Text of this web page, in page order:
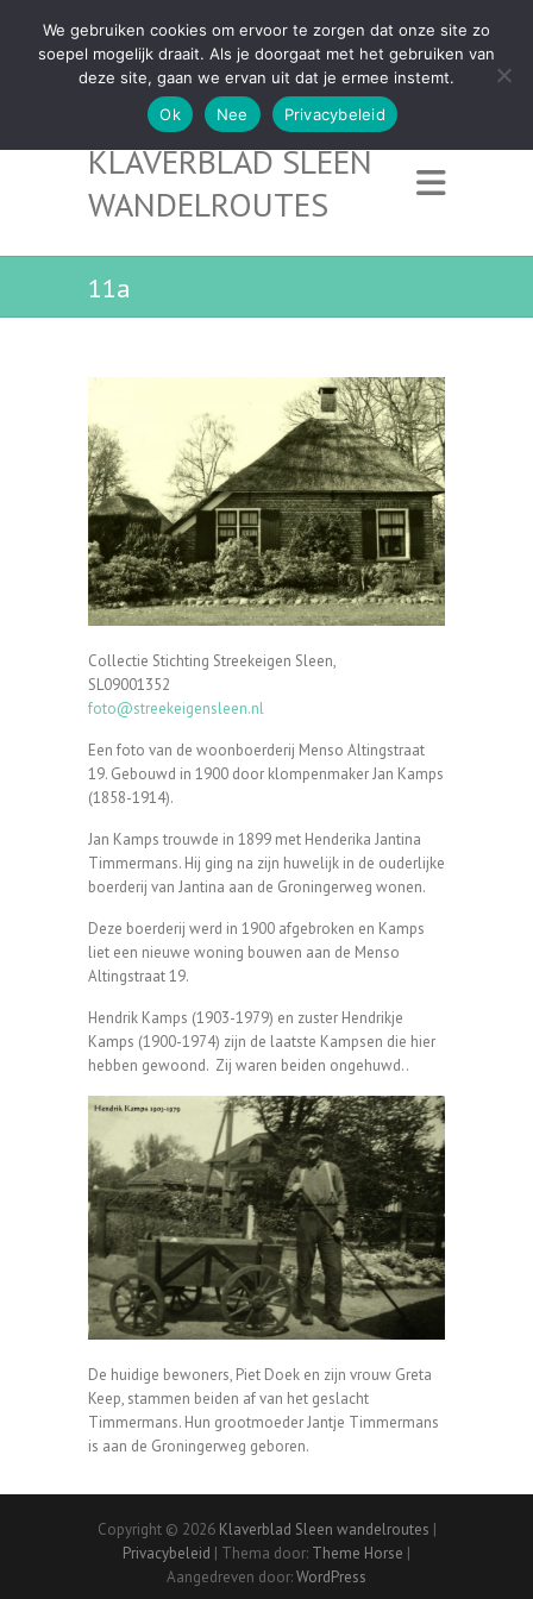
KLAVERBLAD SLEEN
WANDELROUTES
11a
Collectie Stichting Streekeigen Sleen,
SL09001352
foto@streekeigensleen.nl
Een foto van de woonboerderij Menso Altingstraat
19. Gebouwd in 1900 door klompenmaker Jan Kamps
(1858-1914).
Jan Kamps trouwde in 1899 met Henderika Jantina
Timmermans. Hij ging na zijn huwelijk in de ouderlijke
boerderij van Jantina aan de Groningerweg wonen.
Deze boerderij werd in 1900 afgebroken en Kamps
liet een nieuwe woning bouwen aan de Menso
Altingstraat 19.
Hendrik Kamps (1903-1979) en zuster Hendrikje
Kamps (1900-1974) zijn de laatste Kampsen die hier
hebben gewoond. Zij waren beiden ongehuwd..
De huidige bewoners, Piet Doek en zijn vrouw Greta
Keep, stammen beiden af van het geslacht
Timmermans. Hun grootmoeder Jantje Timmermans
is aan de Groningerweg geboren.
Copyright © 2026 Klaverblad Sleen wandelroutes |
Privacybeleid | Thema door: Theme Horse |
Aangedreven door:WordPress
We gebruiken cookies om ervoor te zorgen dat onze site zo
soepel mogelijk draait. Als je doorgaat met het gebruiken van
deze site, gaan we ervan uit dat je ermee instemt.
Ok
Nee Privacybeleid